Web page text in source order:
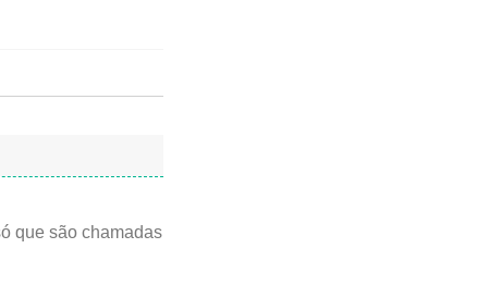
que são chamadas